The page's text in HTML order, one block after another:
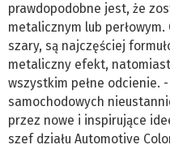
prawdopodobne jest, że
metalicznym lub
szary, są najczęściej
metaliczny efekt,
wszystkim pełne odcienie.
samochodowych
przez nowe i inspirujące
szef działu Automotive